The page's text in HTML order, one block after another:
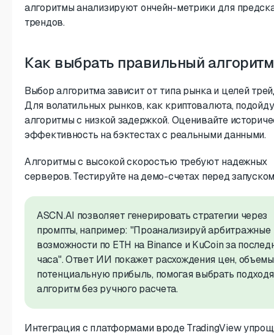
алгоритмы анализируют ончейн-метрики для
трендов.
Как выбрать правильный алгоритм
Выбор алгоритма зависит от типа рынка и целей
Для волатильных рынков, как криптовалюта,
алгоритмы с низкой задержкой. Оценивайте
эффективность на бэктестах с реальными данными.
Алгоритмы с высокой скоростью требуют надежных
серверов. Тестируйте на демо-счетах перед
ASCN.AI позволяет генерировать стратегии через
промпты, например: "Проанализируй арбитражные
возможности по ETH на Binance и KuCoin за
часа". Ответ ИИ покажет расхождения цен,
потенциальную прибыль, помогая выбрать
алгоритм без ручного расчета.
Интеграция с платформами вроде TradingView